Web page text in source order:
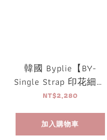
韓國 Byplie【BY-
Single Strap 印花細肩
帶舞衣】
NT$2,280
加入購物車